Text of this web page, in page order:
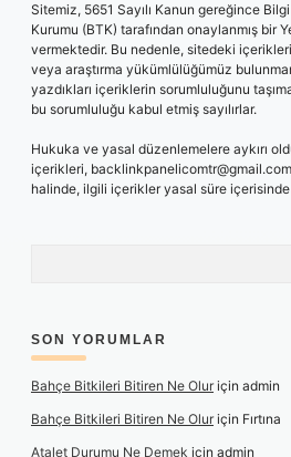
Sitemiz, 5651 Sayılı Kanun gereğince
Kurumu (BTK) tarafından onaylanmış bir
vermektedir. Bu nedenle, sitedeki
veya araştırma yükümlülüğümüz
yazdıkları içeriklerin sorumluluğunu
bu sorumluluğu kabul etmiş sayılırlar.
Hukuka ve yasal düzenlemelere aykırı
içerikleri, backlinkpanelicomtr@gmail.com
halinde, ilgili içerikler yasal süre içerisinde
SON YORUMLAR
Bahçe Bitkileri Bitiren Ne Oluriçin admin
Bahçe Bitkileri Bitiren Ne Oluriçin Fırtına
Atalet Durumu Ne Demek için admin